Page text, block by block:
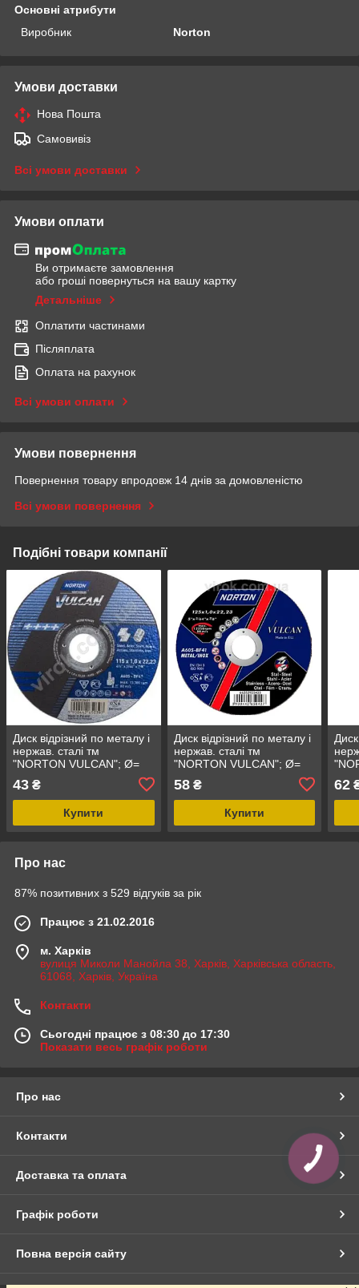
Основні атрибути
Виробник
Norton
Умови доставки
Нова Пошта
Самовивіз
Всі умови доставки
Умови оплати
Ви отримаєте замовлення
або гроші повернуться на вашу картку
Детальніше
Оплатити частинами
Післяплата
Оплата на рахунок
Всі умови оплати
Умови повернення
Повернення товару впродовж 14 днів за домовленістю
Всі умови повернення
Подібні товари компанії
Диск відрізний по металу і
нержав. сталі тм
"NORTON VULCAN"; Ø=
43 ₴
Купити
Диск відрізний по металу і
нержав. сталі тм
"NORTON VULCAN"; Ø=
58₴
Купити
62
Про нас
87% позитивних з 529 відгуків за рік
Працює з 21.02.2016
м. Харків
вулиця Миколи Манойла 38, Харків, Харківська область,
61068, Харків, Україна
Контакти
Сьогодні працює з 08:30 до 17:30
Показати весь графік роботи
Про нас
Контакти
Доставка та оплата
Графік роботи
Повна версія сайту